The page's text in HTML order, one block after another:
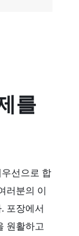
를
선으로 합
러분의 이
포장에서
원활하고